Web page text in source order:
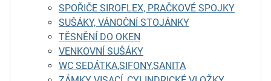
SPOŘIČE SIROFLEX, PRAČKOVÉ SPOJKY
SUŠÁKY, VÁNOČNÍ STOJÁNKY
TĚSNĚNÍ DO OKEN
VENKOVNÍ SUŠÁKY
WC SEDÁTKA,SIFONY,SANITA